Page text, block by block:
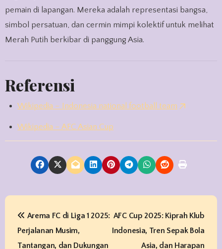
pemain di lapangan. Mereka adalah representasi bangsa,
simbol persatuan, dan cermin mimpi kolektif untuk melihat
Merah Putih berkibar di panggung Asia.
Referensi
Wikipedia – Indonesia national football team
Wikipedia – AFC Asian Cup
P
Arema FC di Liga 1 2025:
Perjalanan Musim,
Tantangan, dan Dukungan
AFC Cup 2025: Kiprah Klub
Indonesia, Tren Sepak Bola
Asia, dan Harapan